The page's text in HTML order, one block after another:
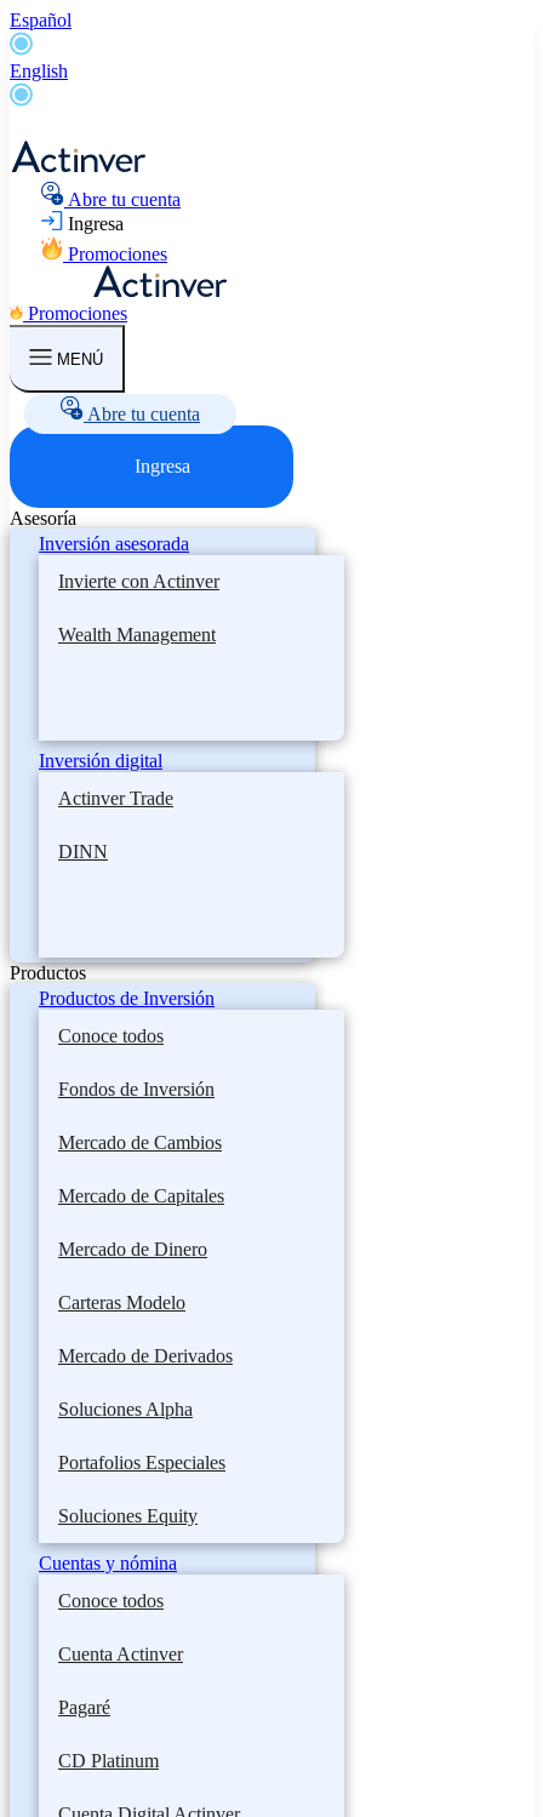
Español
English
Abre tu cuenta
Ingresa
Promociones
Promociones
MENÚ
Abre tu cuenta
Ingresa
Asesoría
Inversión asesorada
Invierte con Actinver
Wealth Management
Inversión digital
Actinver Trade
DINN
Productos
Productos de Inversión
Conoce todos
Fondos de Inversión
Mercado de Cambios
Mercado de Capitales
Mercado de Dinero
Carteras Modelo
Mercado de Derivados
Soluciones Alpha
Portafolios Especiales
Soluciones Equity
Cuentas y nómina
Conoce todos
Cuenta Actinver
Pagaré
CD Platinum